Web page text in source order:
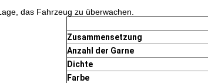
das Fahrzeug zu überwachen.
Zusammensetzung
Anzahl der Garne
Dichte
Farbe